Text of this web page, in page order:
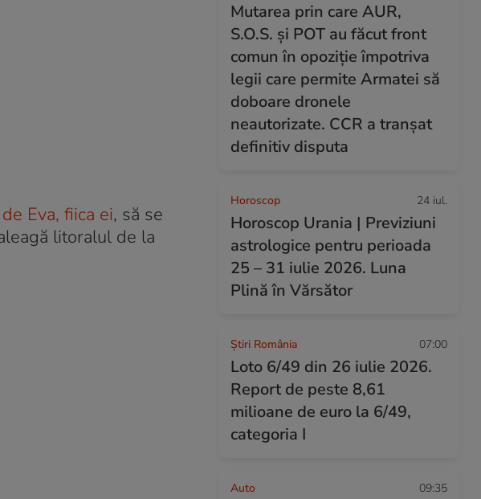
Eva, fiica ei, să se
litoralul de la
Mutarea prin care AUR,
S.O.S. și POT au făcut front
comun în opoziție împotriva
legii care permite Armatei să
doboare dronele
neautorizate. CCR a tranșat
definitiv disputa
Horoscop 24 iul.
Horoscop Urania | Previziuni
astrologice pentru perioada
25 – 31 iulie 2026. Luna
Plină în Vărsător
Știri România 07:00
Loto 6/49 din 26 iulie 2026.
Report de peste 8,61
milioane de euro la 6/49,
categoria I
Auto 09:35